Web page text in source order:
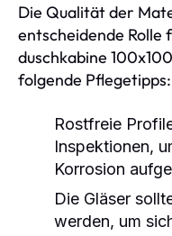
Die Qualität der
entscheidende Rolle
duschkabine
folgende Pflegetipps:
Rostfreie
Inspektionen,
Korrosion
Die Gläser
werden, um